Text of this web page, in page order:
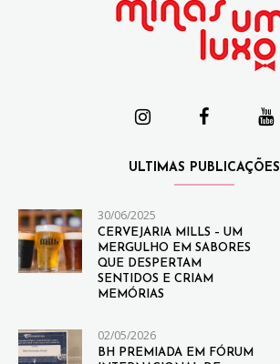
ULTIMAS PUBLICAÇÕES
30/06/2025
CERVEJARIA MILLS – UM
MERGULHO EM SABORES
QUE DESPERTAM
SENTIDOS E CRIAM
MEMÓRIAS
02/05/2026
BH PREMIADA EM FÓRUM